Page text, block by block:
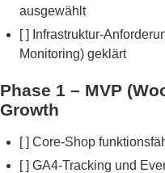
ausgewählt
[ ] Infrastruktur-
Monitoring) geklärt
Phase 1 – MVP
Growth
[ ] Core-Shop
[ ] GA4-Tracking und